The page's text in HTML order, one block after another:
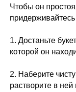
Чтобы он
1. Достаньте
которой он
2. Наберите
растворите в